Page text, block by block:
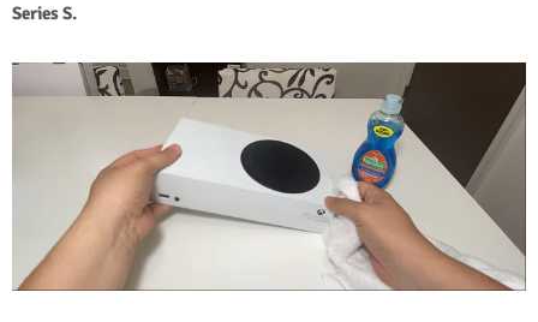
Series S.